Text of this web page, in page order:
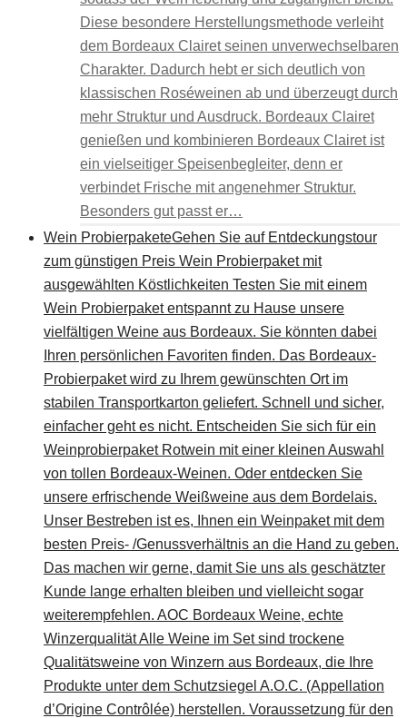
Diese besondere Herstellungsmethode verleiht
dem Bordeaux Clairet seinen unverwechselbaren
Charakter. Dadurch hebt er sich deutlich von
klassischen Roséweinen ab und überzeugt durch
mehr Struktur und Ausdruck. Bordeaux Clairet
genießen und kombinieren Bordeaux Clairet ist
ein vielseitiger Speisenbegleiter, denn er
verbindet Frische mit angenehmer Struktur.
Besonders gut passt er…
Wein ProbierpaketeGehen Sie auf Entdeckungstour
zum günstigen Preis Wein Probierpaket mit
ausgewählten Köstlichkeiten Testen Sie mit einem
Wein Probierpaket entspannt zu Hause unsere
vielfältigen Weine aus Bordeaux. Sie könnten dabei
Ihren persönlichen Favoriten finden. Das Bordeaux-
Probierpaket wird zu Ihrem gewünschten Ort im
stabilen Transportkarton geliefert. Schnell und sicher,
einfacher geht es nicht. Entscheiden Sie sich für ein
Weinprobierpaket Rotwein mit einer kleinen Auswahl
von tollen Bordeaux-Weinen. Oder entdecken Sie
unsere erfrischende Weißweine aus dem Bordelais.
Unser Bestreben ist es, Ihnen ein Weinpaket mit dem
besten Preis- /Genussverhältnis an die Hand zu geben.
Das machen wir gerne, damit Sie uns als geschätzter
Kunde lange erhalten bleiben und vielleicht sogar
weiterempfehlen. AOC Bordeaux Weine, echte
Winzerqualität Alle Weine im Set sind trockene
Qualitätsweine von Winzern aus Bordeaux, die Ihre
Produkte unter dem Schutzsiegel A.O.C. (Appellation
d’Origine Contrôlée) herstellen. Voraussetzung für den